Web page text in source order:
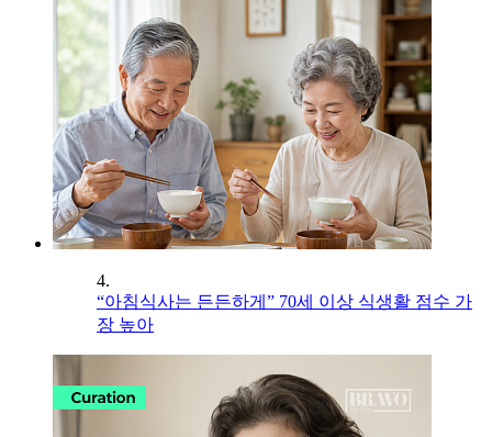
4.
“아침식사는 든든하게” 70세 이상 식생활 점수 가
장 높아